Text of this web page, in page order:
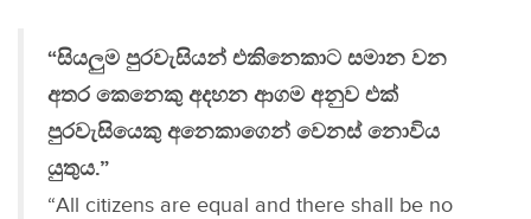
“සියලුම පුරවැසියන් එකිනෙකාට සමාන වන
අතර කෙනෙකු අදහන ආගම අනුව එක්
පුරවැසියෙකු අනෙකාගෙන් වෙනස් නොවිය
යුතුය.”
“All citizens are equal and there shall be no